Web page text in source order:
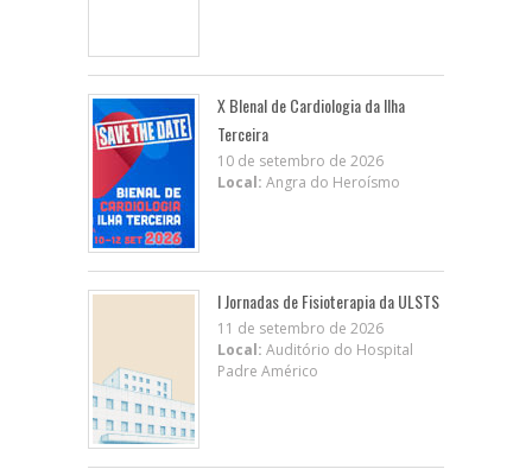
X BIenal de Cardiologia da Ilha
Terceira
10 de setembro de 2026
Local: Angra do Heroísmo
I Jornadas de Fisioterapia da ULSTS
11 de setembro de 2026
Local: Auditório do Hospital
Padre Américo